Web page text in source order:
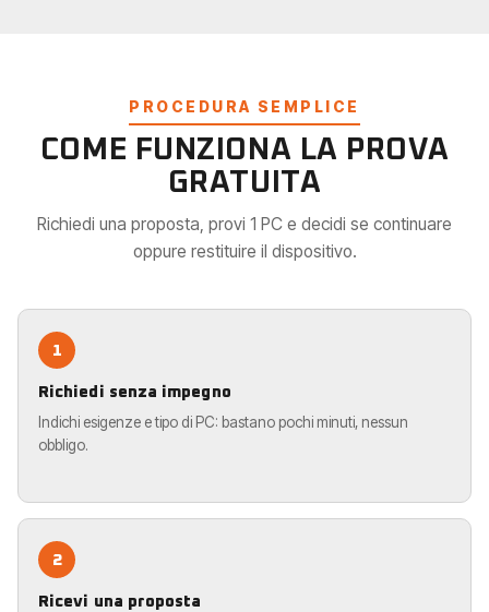
PROCEDURA SEMPLICE
COME FUNZIONA LA PROVA
GRATUITA
Richiedi una proposta, provi 1 PC e decidi se continuare
oppure restituire il dispositivo.
1
Richiedi senza impegno
Indichi esigenze e tipo di PC: bastano pochi minuti, nessun
obbligo.
2
Ricevi una proposta